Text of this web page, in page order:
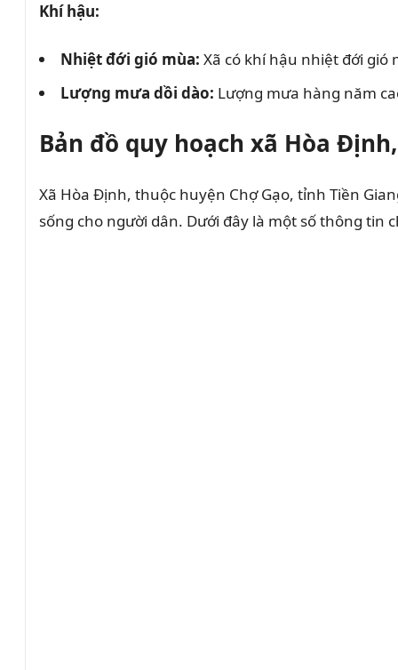
Khí hậu:
Nhiệt đới gió mùa: Xã có khí hậu nhiệt đới
Lượng mưa dồi dào: Lượng mưa hàng năm
Bản đồ quy hoạch xã Hòa
Xã Hòa Định, thuộc huyện Chợ Gạo, tỉnh Tiền
sống cho người dân. Dưới đây là một số thông tin